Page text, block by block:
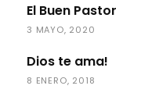
El Buen Pastor
3 MAYO, 2020
Dios te ama!
8 ENERO, 2018